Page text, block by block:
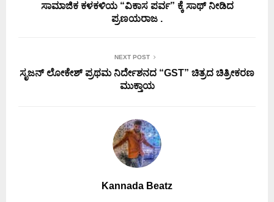
ಸಾಮಾಜಿಕ ಕಳಕಳಿಯ “ವಿಕಾಸ ಪರ್ವ” ಕ್ಕೆ ಸಾಥ್ ನೀಡಿದ
ಪ್ರಣಯರಾಜ .
NEXT POST
ಸೃಜನ್ ಲೋಕೇಶ್ ಪ್ರಥಮ ನಿರ್ದೇಶನದ “GST” ಚಿತ್ರದ ಚಿತ್ರೀಕರಣ
ಮುಕ್ತಾಯ
Kannada Beatz